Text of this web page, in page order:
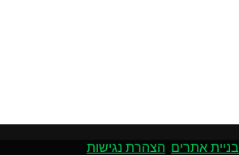
בניית אתרים הצהרת נגישות